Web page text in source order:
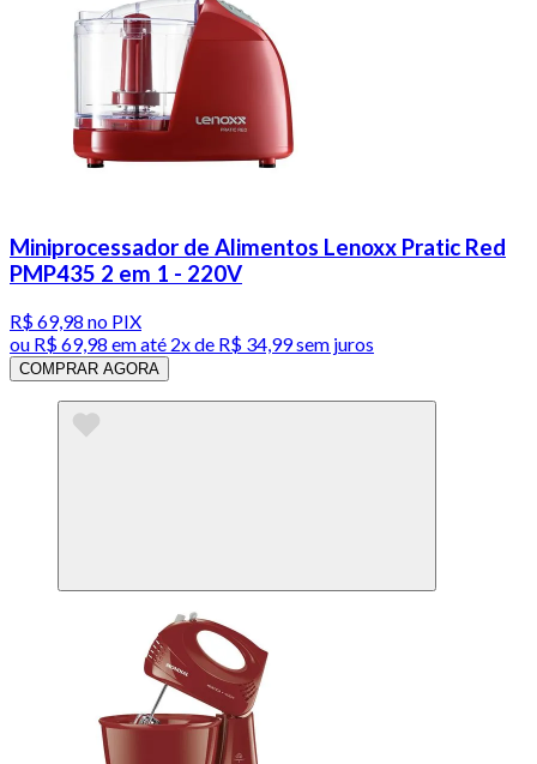
Miniprocessador de Alimentos Lenoxx Pratic Red
PMP435 2 em 1 - 220V
R$ 69,98 no PIX
ou R$ 69,98 em até 2x de R$ 34,99 sem juros
COMPRAR AGORA